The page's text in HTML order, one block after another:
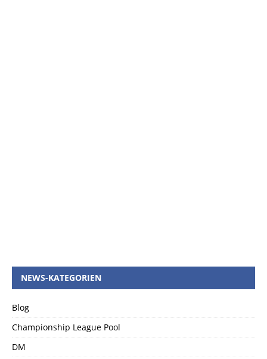
NEWS-KATEGORIEN
Blog
Championship League Pool
DM